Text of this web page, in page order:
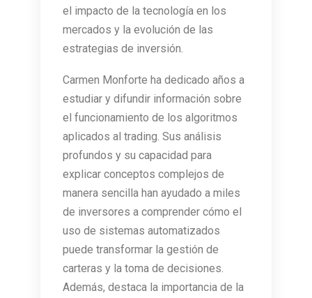
el impacto de la tecnología en los
mercados y la evolución de las
estrategias de inversión.
Carmen Monforte ha dedicado años a
estudiar y difundir información sobre
el funcionamiento de los algoritmos
aplicados al trading. Sus análisis
profundos y su capacidad para
explicar conceptos complejos de
manera sencilla han ayudado a miles
de inversores a comprender cómo el
uso de sistemas automatizados
puede transformar la gestión de
carteras y la toma de decisiones.
Además, destaca la importancia de la